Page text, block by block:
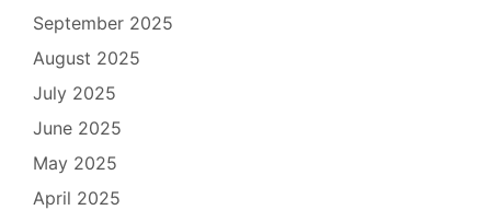
September 2025
August 2025
July 2025
June 2025
May 2025
April 2025